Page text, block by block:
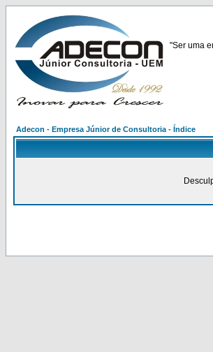
"Ser uma
Adecon - Empresa Júnior de Consultoria - Índice